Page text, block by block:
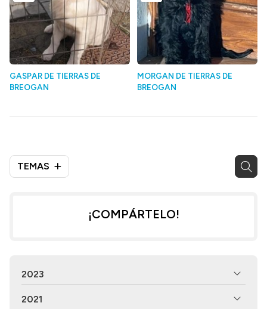
TEMAS
GASPAR DE TIERRAS DE
BREOGAN
MORGAN DE TIERRAS DE
BREOGAN
¡COMPÁRTELO!
2023
2021